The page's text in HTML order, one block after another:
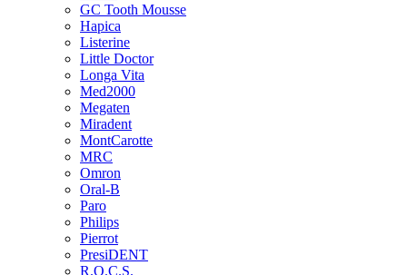
GC Tooth Mousse
Hapica
Listerine
Little Doctor
Longa Vita
Med2000
Megaten
Miradent
MontCarotte
MRC
Omron
Oral-B
Paro
Philips
Pierrot
PresiDENT
R.O.C.S.